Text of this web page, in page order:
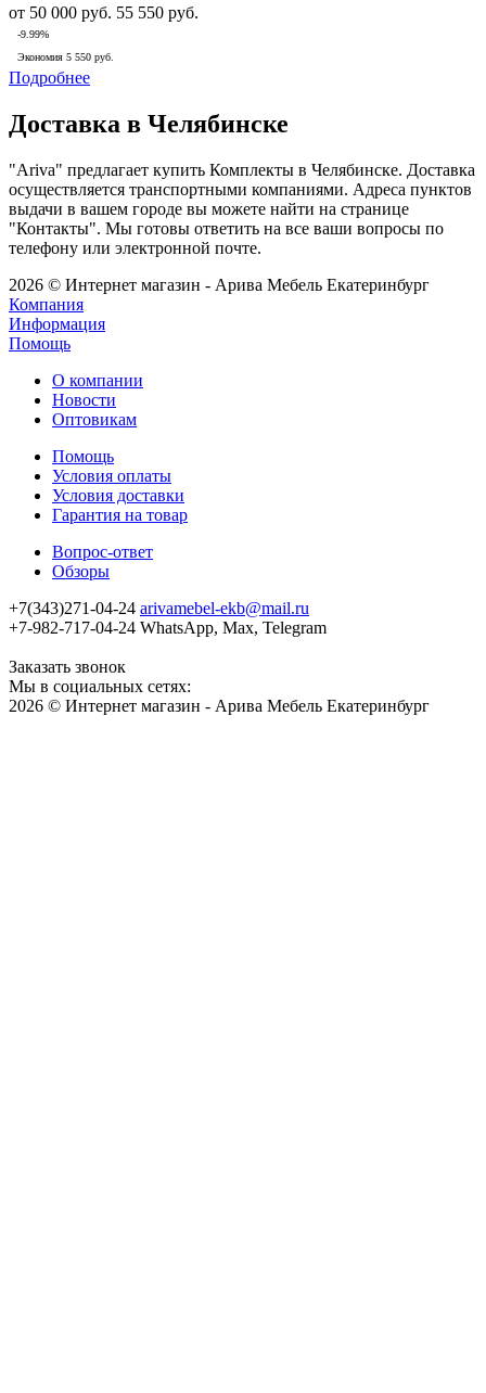
от 50 000 руб. 55 550 руб.
-9.99%
Экономия 5 550 руб.
Подробнее
Доставка в Челябинске
"Ariva" предлагает купить Комплекты в Челябинске. Доставка
осуществляется транспортными компаниями. Адреса пунктов
выдачи в вашем городе вы можете найти на странице
"Контакты". Мы готовы ответить на все ваши вопросы по
телефону или электронной почте.
2026 © Интернет магазин - Арива Мебель Екатеринбург
Компания
Информация
Помощь
О компании
Новости
Оптовикам
Помощь
Условия оплаты
Условия доставки
Гарантия на товар
Вопрос-ответ
Обзоры
+7(343)271-04-24 arivamebel-ekb@mail.ru
+7-982-717-04-24 WhatsApp, Max, Telegram
Заказать звонок
Мы в социальных сетях:
2026 © Интернет магазин - Арива Мебель Екатеринбург